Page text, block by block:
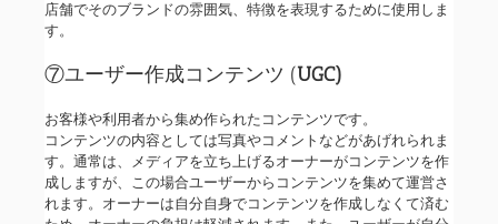
店舗でそのブランドの雰囲気、特徴を表現するために使用しま
す。
⑦ユーザー作成コンテンツ (UGC)
お客様や利用者から集め作られたコンテンツです。
コンテンツの内容としては写真やコメントなどがあげれられま
す。通常は、メディアを立ち上げるオーナーがコンテンツを作
成しますが、この場合ユーザーからコンテンツを集めて運営さ
れます。オーナーは自分自身でコンテンツを作成しなくて済む